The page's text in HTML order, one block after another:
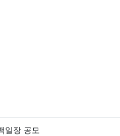
일장 공모